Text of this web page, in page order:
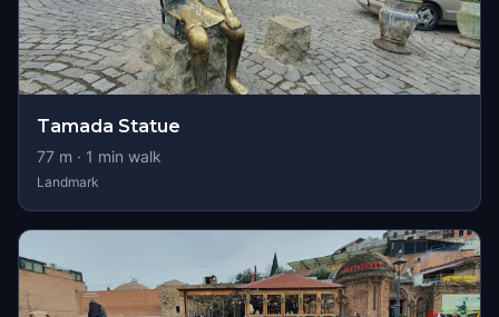
Tamada Statue
77 m · 1 min walk
Landmark